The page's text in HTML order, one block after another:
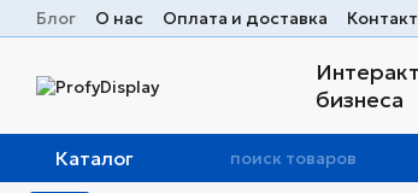
Перейти к основному контенту
Блог О нас Оплата и доставка
бизнеса
Каталог